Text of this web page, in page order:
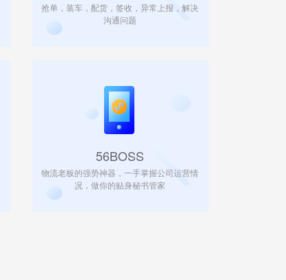
抢单，装车，配货，签收，异常上报，解决
沟通问题
56BOSS
物流老板的强势神器，一手掌握公司运营情
况，做你的贴身秘书管家